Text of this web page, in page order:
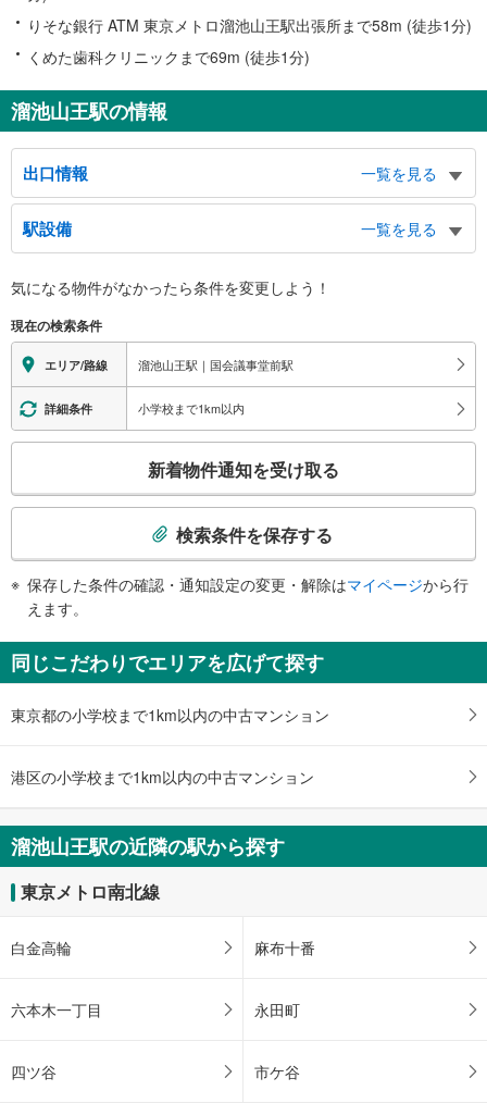
りそな銀行 ATM 東京メトロ溜池山王駅出張所まで58m (徒歩1分)
くめた歯科クリニックまで69m (徒歩1分)
溜池山王駅の情報
出口情報
一覧を見る
５出口
タクシーのりば、総理大臣官邸、日枝神社、日比谷高等学校、星陵会館、外堀
通り、永田町２丁目、山王坂
６出口
丁目、山王坂
７出口
山王パークタワー、総理大臣官邸、日枝神社、赤坂サカス、千代田線赤坂駅、
銀座線・丸ノ内線赤坂見附駅、プルデンシャルタワー、山王下交差点（日枝神
社入口）、永田町２丁目、赤坂２丁目
８出口
内閣府、 内閣官房、特許庁、外堀通り東側、六本木通り、永田町２丁目、霞
が関３丁目、溜池交差点
９出口
りそな銀行、赤坂インターシティＡＩＲ、バスのりば、タクシーのりば、三会
堂ビル、日本財団ビル、ＪＴビル、共同通信会館、虎の門病院、外堀通り西
側、六本木通り、赤坂２丁目、溜池交差点
１０出口
１１出口
バスのりば、オリックス赤坂２丁目ビル、メディカルスクエア赤坂
１２ａ出口
１２ｂ出口
院議員宿舎、ＮＴＴ赤坂
１３出口
赤坂１丁目センタービル、アークヒルズ、 ＡＮＡインターコンチネンタルホ
テル東京、 サントリーホール、ホテルオークラ東京、六本木通り、赤坂１丁
１４出口
駅設備
一覧を見る
※段差なしでの移動経路
［銀座線］
地上⇔改札：△（階段昇降機）
改札⇔ホーム：○
エレベータ
［銀座線］
・ホーム⇔溜池交差点方面改札
［南北線］
・ホーム⇔赤坂方面改札
・赤坂方面改札⇔７番出口
・溜池交差点方面改札⇔赤坂方面改札
エスカレータ
［銀座線］
・ホーム⇔溜池交差点方面改札
・溜池交差点方面改札⇔南北線赤坂方面改札（※車椅子対応）
・溜池交差点方面改札⇔Ｂ２Ｆ（１０～１３番出口方面階）
・赤坂方面改札⇔千代田線（国会議事堂前駅）ホーム
・赤坂方面改札⇔７・８番出口
・赤坂方面改札⇔永田町方面改札（改札外通路）
トイレ
［銀座線］
・溜池交差点方面改札内
［南北線］
・赤坂方面改札内
スロープ
・溜池交差点方面改札⇔１０～１３番出口方面
気になる物件がなかったら条件を変更しよう！
現在の検索条件
エリア/路線 溜池山王駅｜国会議事堂前駅
詳細条件 小学校まで1km以内
検
知
を
け
る
・
件
を
マ
イ
ー
に
す
新着物件通知を受け取る
検索条件を保存する
保存した条件の確認・通知設定の変更・解除はマイページから行
えます。
同じこだわりでエリアを広げて探す
東京都の小学校まで1km以内の中古マンション
港区の小学校まで1km以内の中古マンション
溜池山王駅の近隣の駅から探す
東京メトロ南北線
白金高輪 麻布十番
六本木一丁目 永田町
四ツ谷 市ケ谷